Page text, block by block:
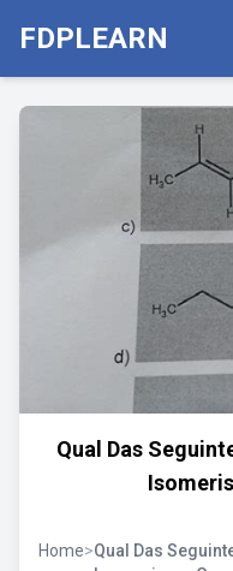
FDPLEARN
Qual Das
Home>Qual Das